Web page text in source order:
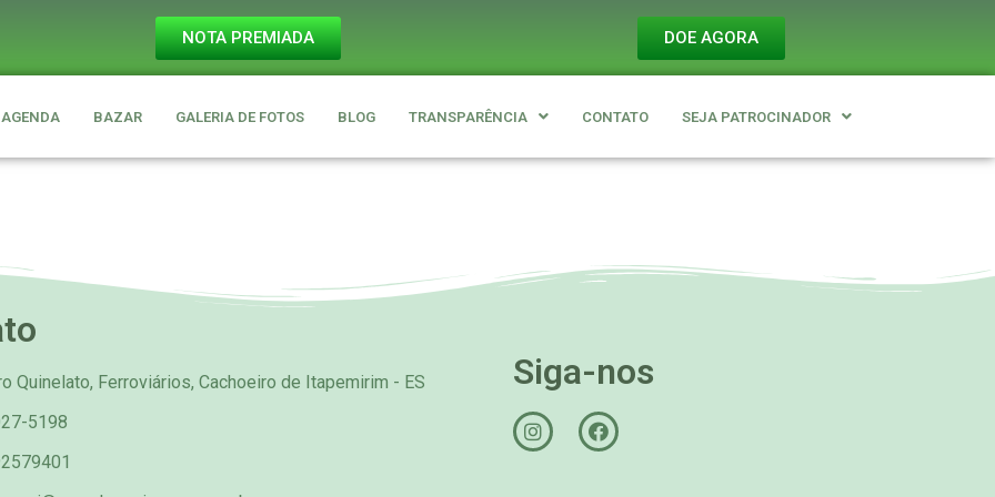
NOTA PREMIADA DOE AGORA
AGENDA BAZAR GALERIA DE FOTOS BLOG TRANSPARÊNCIA CONTATO SEJA PATROCINADOR
Quinelato, Ferroviários, Cachoeiro de Itapemirim - ES
5198
Siga-nos